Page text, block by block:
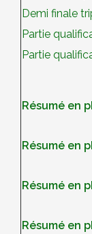
Demi finale
Partie
Partie
Résumé en
Résumé en
Résumé en
Résumé en